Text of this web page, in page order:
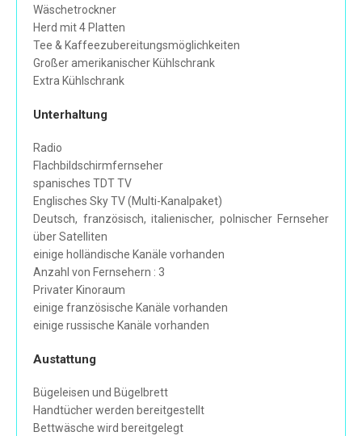
Wäschetrockner
Herd mit 4 Platten
Tee & Kaffeezubereitungsmöglichkeiten
Großer amerikanischer Kühlschrank
Extra Kühlschrank
Unterhaltung
Radio
Flachbildschirmfernseher
spanisches TDT TV
Englisches Sky TV (Multi-Kanalpaket)
Deutsch, französisch, italienischer, polnischer Fernseher
über Satelliten
einige holländische Kanäle vorhanden
Anzahl von Fernsehern : 3
Privater Kinoraum
einige französische Kanäle vorhanden
einige russische Kanäle vorhanden
Austattung
Bügeleisen und Bügelbrett
Handtücher werden bereitgestellt
Bettwäsche wird bereitgelegt